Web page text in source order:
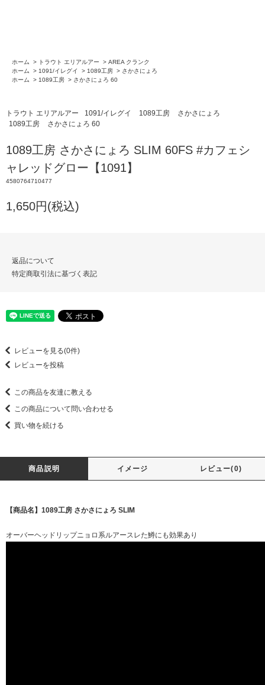
ホーム > トラウト エリアルアー > AREA クランク
ホーム
> 1091/イレグイ > 1089工房 > さかさにょろ
ホーム
> 1089工房 > さかさにょろ 60
トラウト エリアルアー 1091/イレグイ 1089工房
さかさにょろ
1089工房
さかさにょろ 60
1089工房 さかさにょろ SLIM 60FS #カフェシ
ャレッドグロー【1091】
4580764710477
1,650円(税込)
返品について
特定商取引法に基づく表記
レビューを見る(0件)
レビューを投稿
この商品を友達に教える
この商品について問い合わせる
買い物を続ける
商品説明 イメージ レビュー(0)
【商品名】1089工房 さかさにょろ SLIM
オーバーヘッドリップニョロ系ルアースレた鱒にも効果あり